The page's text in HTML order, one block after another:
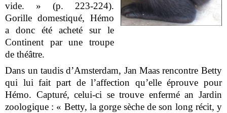
vide. » (p. 223-224).
Gorille domestiqué, Hémo
a donc été acheté sur le
Continent par une troupe
de théâtre.
Dans un taudis d’Amsterdam, Jan Maas rencontre Betty
qui lui fait part de l’affection qu’elle éprouve pour
Hémo. Capturé, celui-ci se trouve enfermé an Jardin
zoologique : « Betty, la gorge sèche de son long récit, y